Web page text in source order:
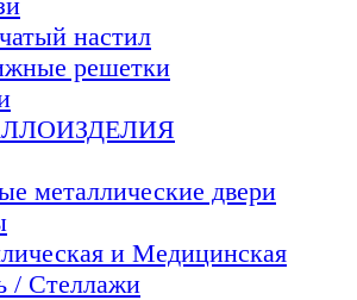
настил
решетки
металлические двери
и Медицинская
/ Стеллажи